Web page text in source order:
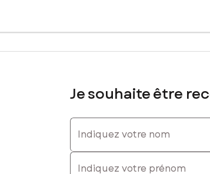
Je souhaite être
Indiquez votre nom
Indiquez votre prénom